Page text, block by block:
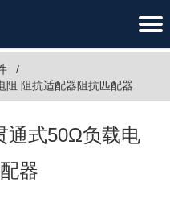
阻抗适配器阻抗匹配器
通式50Ω负载电
器